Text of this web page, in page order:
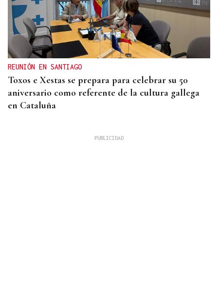
REUNIÓN EN SANTIAGO
Toxos e Xestas se prepara para celebrar su 50
aniversario como referente de la cultura gallega
en Cataluña